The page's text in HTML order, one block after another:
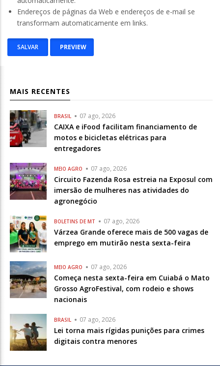
Endereços de páginas da Web e endereços de e-mail se
transformam automaticamente em links.
MAIS RECENTES
BRASIL 07 ago, 2026
CAIXA e iFood facilitam financiamento de
motos e bicicletas elétricas para
entregadores
MEIO AGRO 07 ago, 2026
Circuito Fazenda Rosa estreia na Exposul com
imersão de mulheres nas atividades do
agronegócio
BOLETINS DE MT 07 ago, 2026
Várzea Grande oferece mais de 500 vagas de
emprego em mutirão nesta sexta-feira
MEIO AGRO 07 ago, 2026
Começa nesta sexta-feira em Cuiabá o Mato
Grosso AgroFestival, com rodeio e shows
nacionais
BRASIL 07 ago, 2026
Lei torna mais rígidas punições para crimes
digitais contra menores